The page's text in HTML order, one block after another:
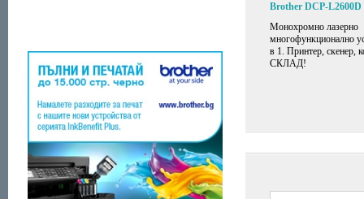
Brother DCP-L2600D
Монохромно лазерно
многофункционално
в 1. Принтер, скенер,
СКЛАД!